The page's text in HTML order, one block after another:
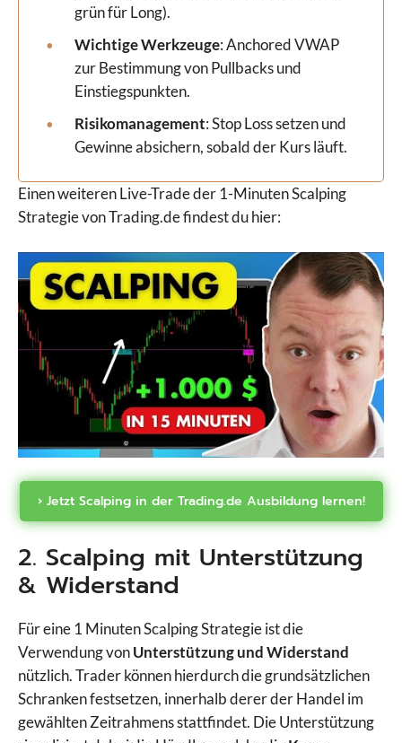
grün für Long).
Wichtige Werkzeuge: Anchored VWAP
zur Bestimmung von Pullbacks und
Einstiegspunkten.
Risikomanagement: Stop Loss setzen und
Gewinne absichern, sobald der Kurs läuft.
Einen weiteren Live-Trade der 1-Minuten Scalping
Strategie von Trading.de findest du hier:
› Jetzt Scalping in der Trading.de Ausbildung lernen!
2. Scalping mit Unterstützung
& Widerstand
Für eine 1 Minuten Scalping Strategie ist die
Verwendung vonUnterstützung und Widerstand
nützlich. Trader können hierdurch die grundsätzlichen
Schranken festsetzen, innerhalb derer der Handel im
gewählten Zeitrahmens stattfindet. Die Unterstützung